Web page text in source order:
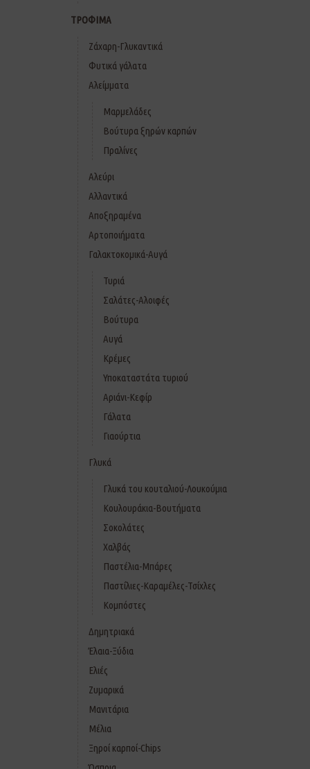
ΤΡΟΦΙΜΑ
Ζάχαρη-Γλυκαντικά
Φυτικά γάλατα
Αλείμματα
Μαρμελάδες
Βούτυρα ξηρών καρπών
Πραλίνες
Αλεύρι
Αλλαντικά
Αποξηραμένα
Αρτοποιήματα
Γαλακτοκομικά-Αυγά
Τυριά
Σαλάτες-Αλοιφές
Βούτυρα
Αυγά
Κρέμες
Υποκαταστάτα τυριού
Αριάνι-Κεφίρ
Γάλατα
Γιαούρτια
Γλυκά
Γλυκά του κουταλιού-Λουκούμια
Κουλουράκια-Βουτήματα
Σοκολάτες
Χαλβάς
Παστέλια-Μπάρες
Παστίλιες-Καραμέλες-Τσίχλες
Κομπόστες
Δημητριακά
Έλαια-Ξύδια
Ελιές
Ζυμαρικά
Μανιτάρια
Μέλια
Ξηροί καρποί-Chips